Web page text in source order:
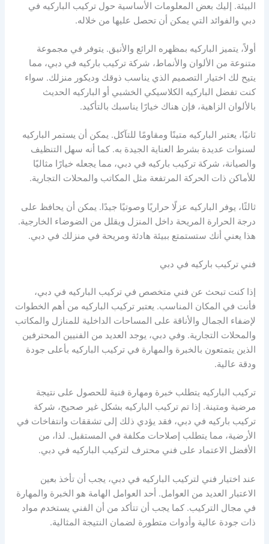
البيئة. إليك بعض المعلومات الأساسية حول تركيب الباركيه في
دبي والفوائد التي يمكن أن تحصل عليها من خلاله.
أولاً، يتميز الباركيه بمظهره الرائع والأنيق. يتوفر في مجموعة
متنوعة من الألوان والأنماط، شركة تركيب باركيه في دبي، مما
يتيح لك اختيار التصميم الذي يناسب ذوقك وديكور منزلك. سواء
كنت تفضل الباركيه الكلاسيكي الخشبي أو الباركيه الحديث
بالألوان الزاهية، فإن هناك خيارًا يناسبك بالتأكيد.
ثانيًا، يعتبر الباركيه متينًا ومقاومًا للتآكل. يمكن أن يستمر الباركيه
لسنوات عديدة بشرط العناية الجيدة به. كما أنه سهل التنظيف
والصيانة، شركة تركيب باركيه في دبي، مما يجعله خيارًا مثاليًا
للأماكن ذات الحركة المرتفعة مثل المكاتب والمحلات التجارية.
ثالثًا، يوفر الباركيه عزلًا حراريًا وصوتيًا جيدًا. يمكن أن يحافظ على
درجة الحرارة المريحة داخل المنزل ويقلل من الضوضاء الخارجية.
هذا يعني أنك ستستمتع ببيئة هادئة ومريحة في منزلك في دبي.
فني تركيب باركيه في دبي
إذا كنت تبحث عن فني متخصص في تركيب الباركيه في دبي،
فأنت في المكان المناسب. يعتبر تركيب الباركيه من أهم الخطوات
لإضفاء الجمال والأناقة على المساحات الداخلية للمنازل والمكاتب
والمحلات التجارية. وفي دبي، يوجد العديد من الفنيين المحترفين
الذين يتمتعون بالخبرة والمهارة في تركيب الباركيه بأعلى جودة
ودقة عالية.
تركيب الباركيه يتطلب خبرة ومهارة فنية للحصول على نتيجة
مرضية ومتينة. إذا تم تركيب الباركيه بشكل غير صحيح، شركة
تركيب باركيه في دبي، فقد يؤدي ذلك إلى تشققات وانتفاخات في
الأرضية، مما يتطلب إصلاحات مكلفة في المستقبل. لذا، من
الأفضل الاعتماد على فني محترف لتركيب الباركيه في دبي.
عند اختيار فني لتركيب الباركيه في دبي، يجب أن تأخذ بعين
الاعتبار العديد من العوامل. أحد العوامل الهامة هو الخبرة والمهارة
في مجال التركيب. كما يجب أن تتأكد من أن الفني يستخدم مواد
ذات جودة عالية وأدوات متطورة لضمان النتيجة المثالية.